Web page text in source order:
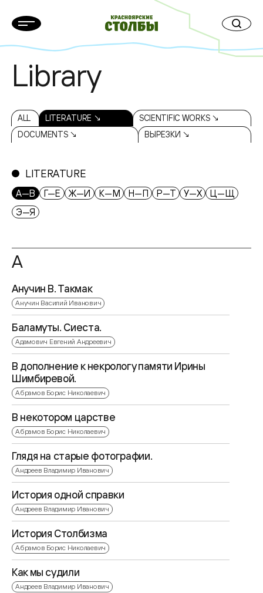
Library
ALL LITERATURE ↘
SCIENTIFIC WORKS ↘
DOCUMENTS ↘
ВЫРЕЗКИ ↘
LITERATURE
А—В Г—Е Ж—И К—М Н—П Р—Т У—Х
Ц—Щ
Э—Я
А
Анучин В. Такмак
Анучин Василий Иванович
Баламуты. Сиеста.
Адамович Евгений Андреевич
В дополнение к некрологу памяти Ирины
Шимбиревой.
Абрамов Борис Николаевич
В некотором царстве
Абрамов Борис Николаевич
Глядя на старые фотографии.
Андреев Владимир Иванович
История одной справки
Андреев Владимир Иванович
История Столбизма
Абрамов Борис Николаевич
Как мы судили
Андреев Владимир Иванович